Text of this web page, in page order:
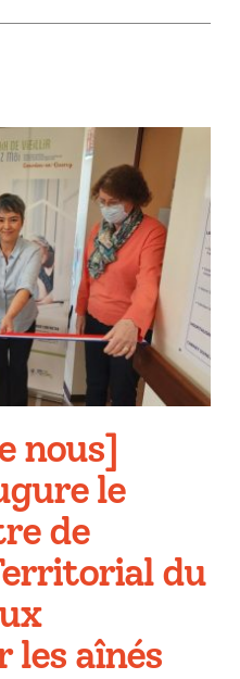
nous]
le
de
du
les aînés